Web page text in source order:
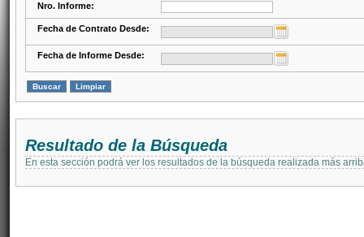
Nro. Informe:
Fecha de Contrato Desde:
Fecha de Informe Desde:
Resultado de la Búsqueda
En esta sección podrá ver los resultados de la búsqueda realizada más